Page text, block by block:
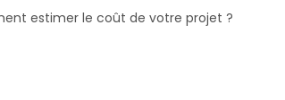
estimer le coût de votre projet ?